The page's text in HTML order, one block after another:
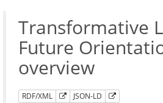
Transformative
Future
overview
RDF/XML JSON-LD